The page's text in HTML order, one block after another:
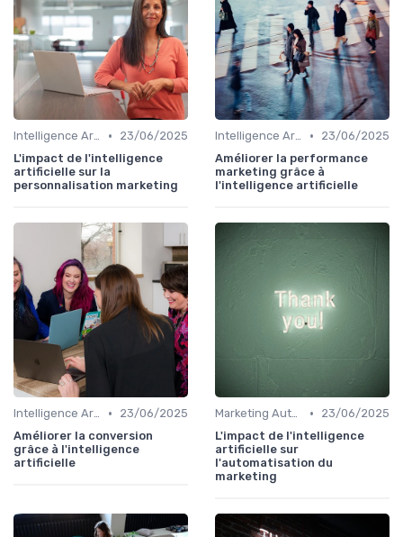
Intelligence Artificielle en marketing •
23/06/2025
L'impact de l'intelligence
artificielle sur la
personnalisation marketing
Intelligence Artificielle en marketing •
23/06/2025
Améliorer la performance
marketing grâce à
l'intelligence artificielle
Intelligence Artificielle en marketing •
23/06/2025
Améliorer la conversion
grâce à l'intelligence
artificielle
Marketing Automation & CRM •
23/06/2025
L'impact de l'intelligence
artificielle sur
l'automatisation du
marketing